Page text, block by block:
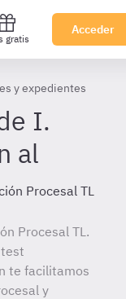
gratis
Acceder
y expedientes
I.
al
Procesal TL
Procesal TL.
te facilitamos
y